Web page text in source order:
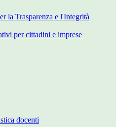
la Trasparenza e l'Integrità
per cittadini e imprese
docenti